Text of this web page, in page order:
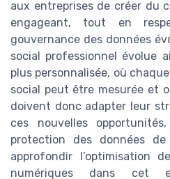
aux entreprises de créer du
engageant, tout en
gouvernance des données
social professionnel évolue
plus personnalisée, où
social peut être mesurée et
doivent donc adapter leur
ces nouvelles
protection des données
approfondir l’optimisation
numériques dans cet